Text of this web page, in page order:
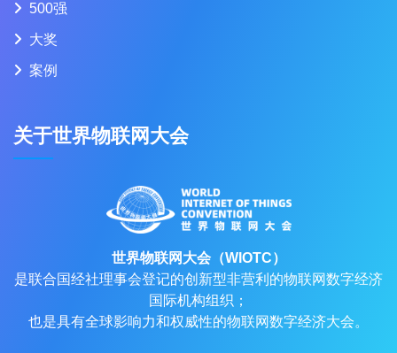
500强
大奖
案例
关于世界物联网大会
世界物联网大会（WIOTC）
是联合国经社理事会登记的创新型非营利的物联网数字经济
国际机构组织；
也是具有全球影响力和权威性的物联网数字经济大会。